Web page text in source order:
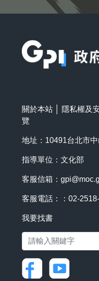
關於本站 隱私權及
覽
地址：10491台北市
指導單位：文化部
客服信箱：
客服電話：：02-
我要找書